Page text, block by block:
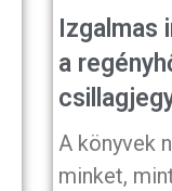
Izgalmas
a
A könyvek
minket,